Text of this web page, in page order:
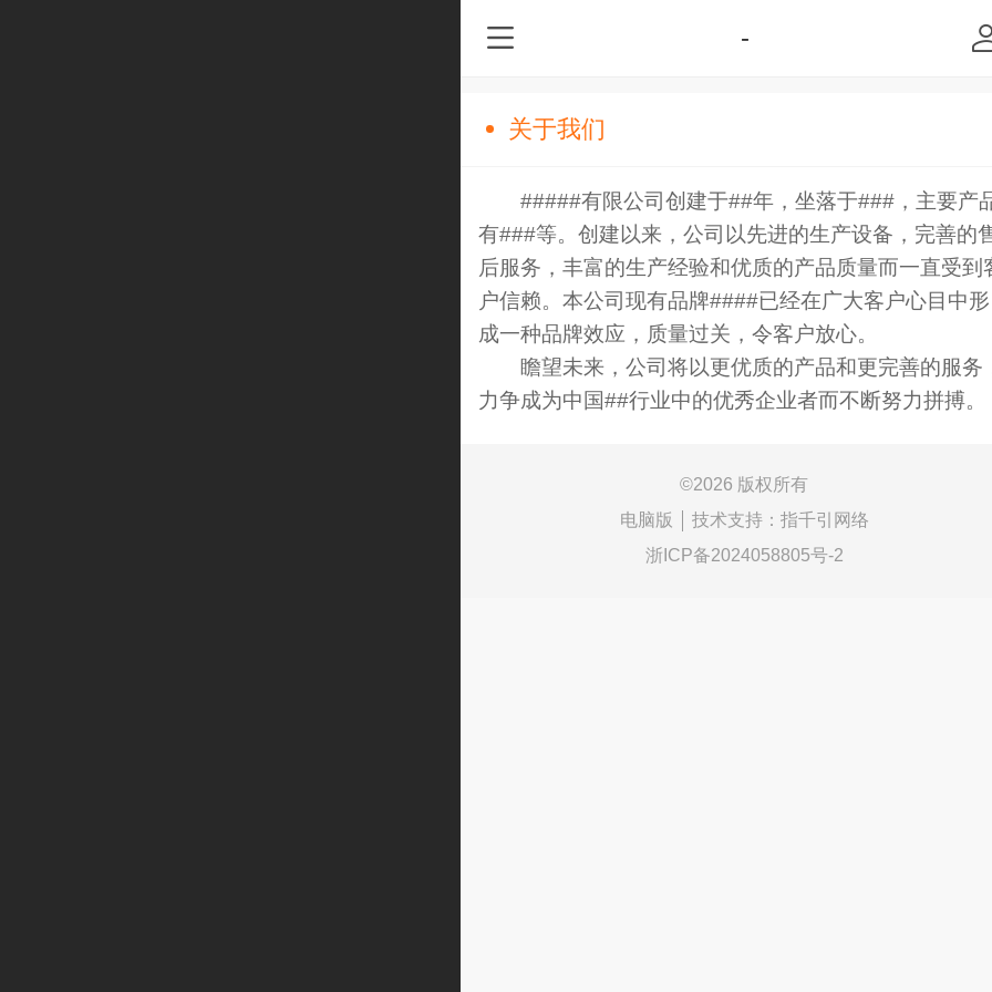
-
关于我们
#####有限公司创建于##年，坐落于###，主要产
有###等。创建以来，公司以先进的生产设备，完善的
后服务，丰富的生产经验和优质的产品质量而一直受到
户信赖。本公司现有品牌####已经在广大客户心目中形
成一种品牌效应，质量过关，令客户放心。
瞻望未来，公司将以更优质的产品和更完善的服务
力争成为中国##行业中的优秀企业者而不断努力拼搏。
©2026 版权所有
电脑版
技术支持： 指千引网络
浙ICP备2024058805号-2